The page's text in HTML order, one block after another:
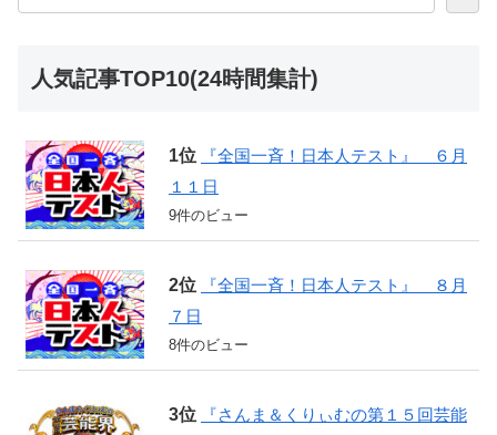
人気記事TOP10(24時間集計)
『全国一斉！日本人テスト』 ６月
１１日
9件のビュー
『全国一斉！日本人テスト』 ８月
７日
8件のビュー
『さんま＆くりぃむの第１５回芸能